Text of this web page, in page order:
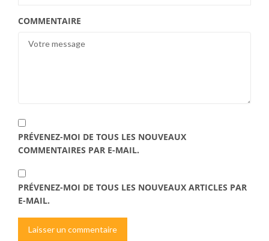
COMMENTAIRE
PRÉVENEZ-MOI DE TOUS LES NOUVEAUX
COMMENTAIRES PAR E-MAIL.
PRÉVENEZ-MOI DE TOUS LES NOUVEAUX ARTICLES PAR
E-MAIL.